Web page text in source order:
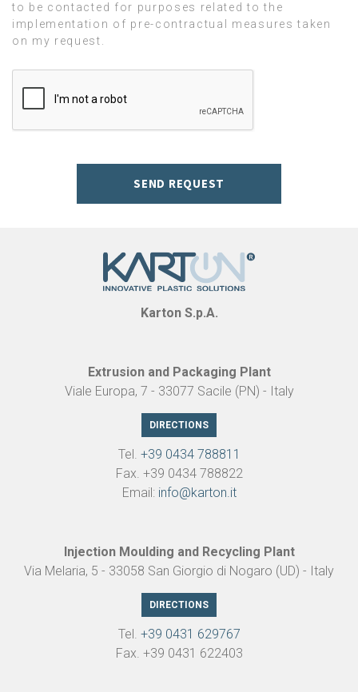
to be contacted for purposes related to the
implementation of pre-contractual measures taken
on my request.
SEND REQUEST
Karton S.p.A.
Extrusion and Packaging Plant
Viale Europa, 7 - 33077 Sacile (PN) - Italy
DIRECTIONS
Tel. +39 0434 788811
Fax. +39 0434 788822
Email: info@karton.it
Injection Moulding and Recycling Plant
Via Melaria, 5 - 33058 San Giorgio di Nogaro (UD) - Italy
DIRECTIONS
Tel. +39 0431 629767
Fax. +39 0431 622403